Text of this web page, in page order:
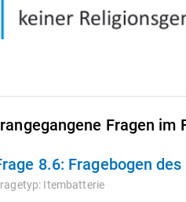
Fragen im
8.6: Fragebogen
Itembatterie